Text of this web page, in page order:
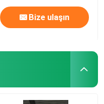
Bize ulaşın